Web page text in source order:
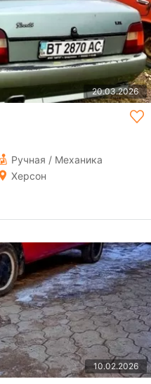
20.03.2026
Ручная / Механика
Херсон
10.02.2026